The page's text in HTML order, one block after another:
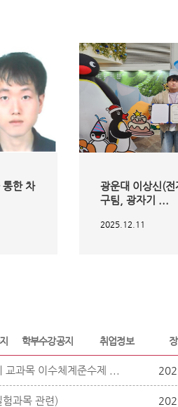
통한 차
광운대 이상신(전
구팀, 광자기 ...
2025.12.11
학부수강공지 취업정보
과목 이수체계준수제 ...
과목 관련)